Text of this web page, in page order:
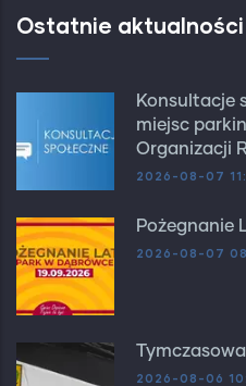
Ostatnie aktualności
Konsultacje
miejsc
Organizacji
2026-08-07
Pożegnanie
2026-08-07
2026-08-06